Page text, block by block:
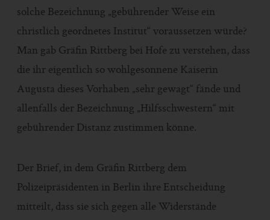
solche Bezeichnung „gebührender Weise ein
christlich geordnetes Institut“ voraussetzen würde?
Man gab Gräfin Rittberg bei Hofe zu verstehen, dass
die ihr eigentlich so wohlgesonnene Kaiserin
Augusta dieses Vorhaben „sehr gewagt“ fände und
allenfalls der Bezeichnung „Hilfsschwestern“ mit
gebührender Distanz zustimmen könne.
Der Brief, in dem Gräfin Rittberg dem
Polizeipräsidenten in Berlin ihre Entscheidung
mitteilt, dass sie sich gegen alle Widerstände